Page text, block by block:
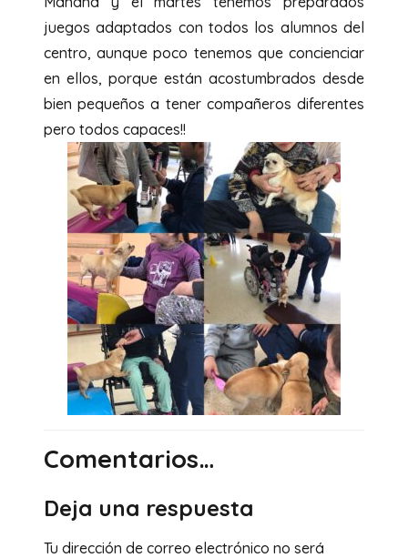
juegos adaptados con todos los alumnos del
centro, aunque poco tenemos que concienciar
en ellos, porque están acostumbrados desde
bien pequeños a tener compañeros diferentes
pero todos capaces!!
Comentarios…
Deja una respuesta
Tu dirección de correo electrónico no será